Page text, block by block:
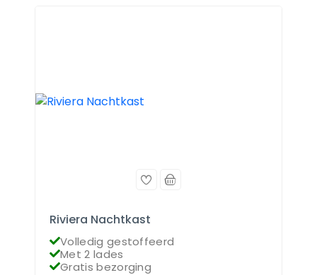
Riviera Nachtkast
Volledig gestoffeerd
Met 2 lades
Gratis bezorging